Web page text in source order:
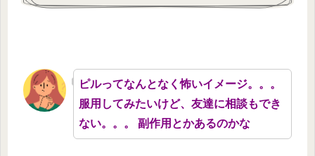
ピルってなんとなく怖いイメージ。。。
服用してみたいけど、友達に相談もでき
ない。。。 副作用とかあるのかな